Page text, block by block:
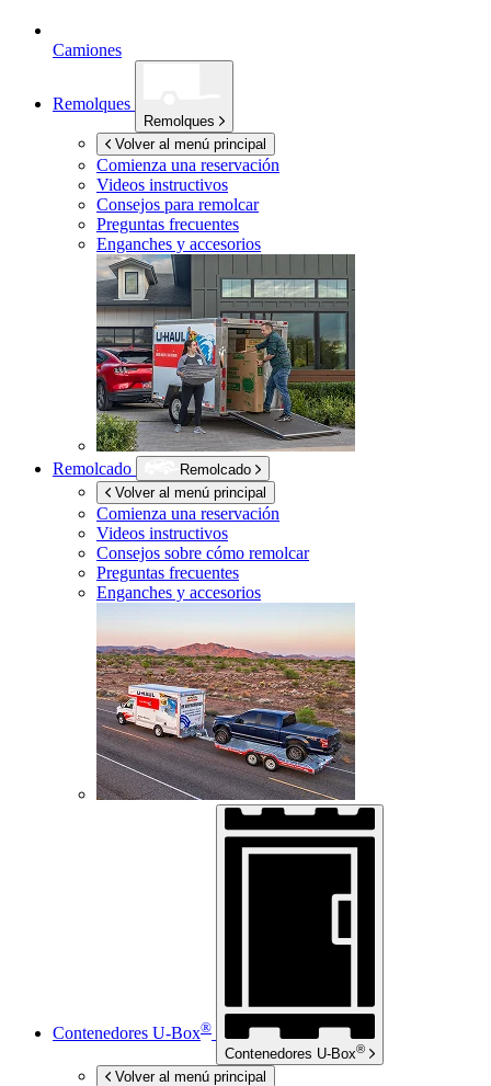
Camiones
Remolques
Remolques
Volver al menú principal
Comienza una reservación
Videos instructivos
Consejos para remolcar
Preguntas frecuentes
Enganches y accesorios
Remolcado
Remolcado
Volver al menú principal
Comienza una reservación
Videos instructivos
Consejos sobre cómo remolcar
Preguntas frecuentes
Enganches y accesorios
Contenedores U-Box®
Contenedores U-Box®
Volver al menú principal